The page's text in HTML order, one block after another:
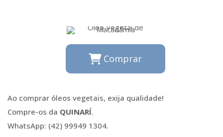
Comprar
Ao comprar óleos vegetais, exija qualidade!
Compre-os da QUINARÍ.
WhatsApp: (42) 99949 1304.